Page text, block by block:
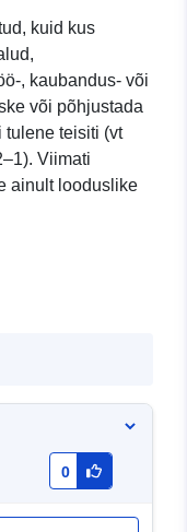
kuid kus
, kaubandus- või
või põhjustada
tulene teisiti (vt
Viimati
ainult looduslike
0